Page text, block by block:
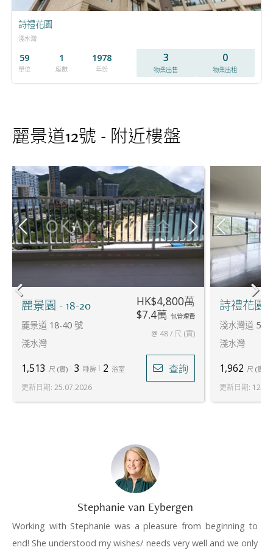
詩禮花園
淺水灣
59
單位
1
座數
1978
年份
3
物業出售
0
物業出租
麗景道12號 - 附近樓盤
麗景園 - 18-20
麗景道 18-40 號
淺水灣
HK$4,800萬
$7.4萬 包管理費
@ 48 / 尺 (實)
1,513 尺 (實) 3 睡房 2 浴室 查詢
更新日期: 25.07.2026
詩禮花園
淺水灣道 5 號
淺水灣
1,962 尺 (實
更新日期:
Stephanie van Eybergen
Working with Stephanie was a pleasure from beginning to
end! She understood my wishes/ needs very well and we only